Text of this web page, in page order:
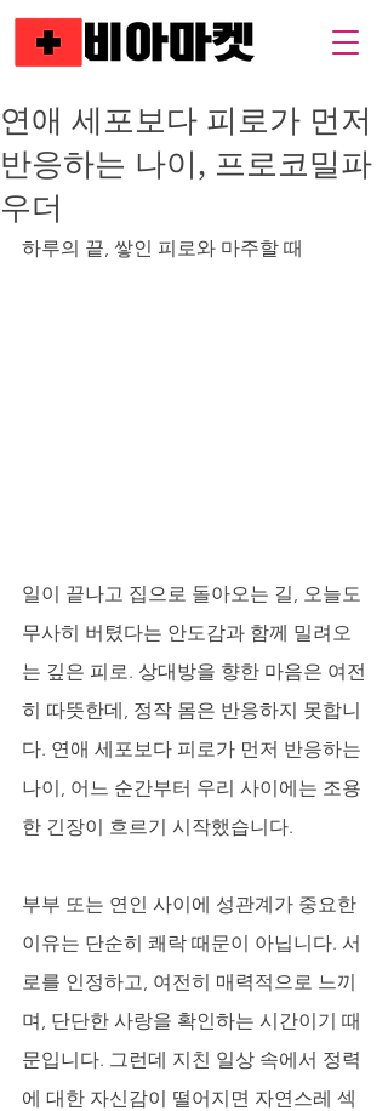
연애 세포보다 피로가 먼저
반응하는 나이, 프로코밀파
우더
하루의 끝, 쌓인 피로와 마주할 때
일이 끝나고 집으로 돌아오는 길, 오늘도
무사히 버텼다는 안도감과 함께 밀려오
는 깊은 피로. 상대방을 향한 마음은 여전
히 따뜻한데, 정작 몸은 반응하지 못합니
다. 연애 세포보다 피로가 먼저 반응하는
나이, 어느 순간부터 우리 사이에는 조용
한 긴장이 흐르기 시작했습니다.
부부 또는 연인 사이에 성관계가 중요한
이유는 단순히 쾌락 때문이 아닙니다. 서
로를 인정하고, 여전히 매력적으로 느끼
며, 단단한 사랑을 확인하는 시간이기 때
문입니다. 그런데 지친 일상 속에서 정력
에 대한 자신감이 떨어지면 자연스레 섹